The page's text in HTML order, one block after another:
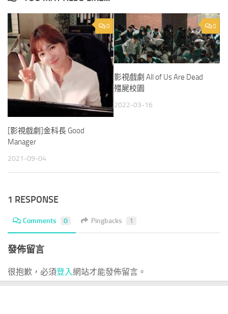
0
[影視戲劇]金科長 Good
Manager
2021-09-04
0
影視戲劇 All of Us Are Dead
殭屍校園
2022-03-16
1 RESPONSE
Comments 0 Pingbacks 1
發佈留言
很抱歉，必須登入網站才能發佈留言。